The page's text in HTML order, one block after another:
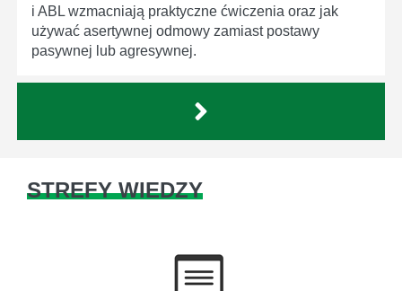
i ABL wzmacniają praktyczne ćwiczenia oraz jak
używać asertywnej odmowy zamiast postawy
pasywnej lub agresywnej.
STREFY WIEDZY